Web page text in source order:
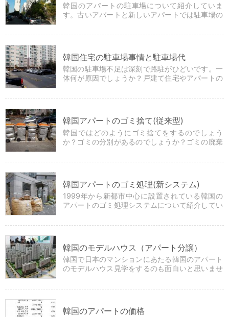
韓国のアパートの駐車場について紹介していま
す。古いアパートと新しいアパートでは駐車場の
韓国住宅の駐車場事情と駐車場代
韓国の駐車場不足は深刻で路駐がひどいです。一
体何が原因でしょうか？戸建て住宅やアパートの
韓国アパートのゴミ捨て(従来型)
韓国ではどのようにゴミ捨てをするのでしょう
か？ゴミの分別があるのでしょうか？ゴミの廃棄
韓国アパートのゴミ処理(新システム)
1999年から新都市中心に設置されている韓国の
アパートのゴミ処理システムについて紹介してい
か？
韓国のモデルハウス（アパート分譲）
韓国で日本のマンションにあたる韓国のアパート
のモデルハウス見学をするのも面白いと思いませ
韓国のアパートの価格